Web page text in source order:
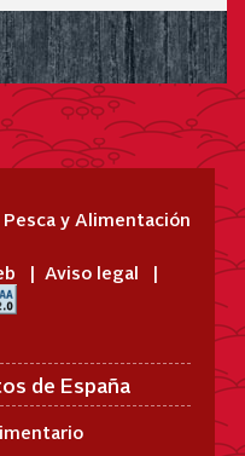
y Alimentación
Aviso legal
de España